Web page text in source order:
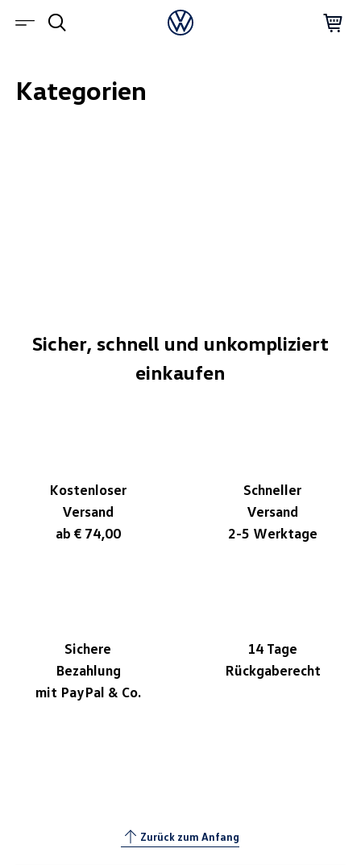
Kategorien
Sicher, schnell und unkompliziert
einkaufen
Kostenloser
Versand
ab € 74,00
Schneller
Versand
2-5 Werktage
Sichere
Bezahlung
mit PayPal & Co.
14 Tage
Rückgaberecht
Zurück zum Anfang